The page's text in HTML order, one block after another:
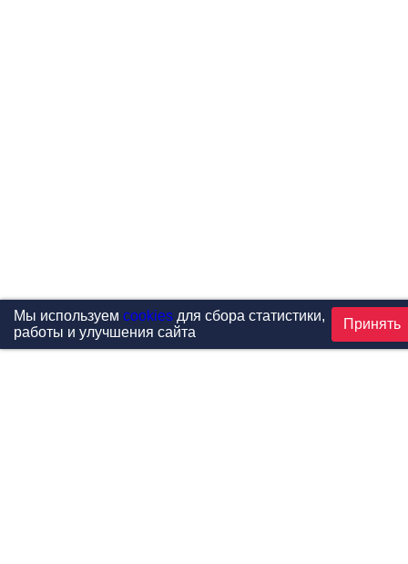
Мы используем cookiesдля сбора статистики,
работы и улучшения сайта
Принять